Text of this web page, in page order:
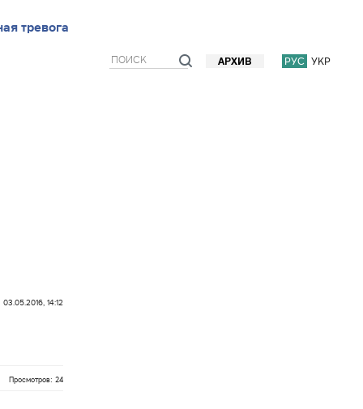
тревога
РУС УКР
АРХИВ
Блоги
03.05.2016, 14:12
Просмотров: 24